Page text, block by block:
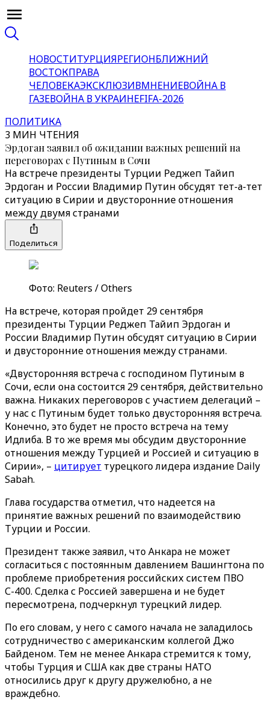
НОВОСТИТУРЦИЯРЕГИОНБЛИЖНИЙ
ВОСТОКПРАВА
ЧЕЛОВЕКАЭКСКЛЮЗИВМНЕНИЕВОЙНА В
ГАЗЕВОЙНА В УКРАИНЕFIFA-2026
ПОЛИТИКА
3 МИН ЧТЕНИЯ
Эрдоган заявил об ожидании важных решений на
переговорах с Путиным в Сочи
На встрече президенты Турции Реджеп Тайип
Эрдоган и России Владимир Путин обсудят тет-а-тет
ситуацию в Сирии и двусторонние отношения
между двумя странами
Поделиться
Фото: Reuters / Others
На встрече, которая пройдет 29 сентября
президенты Турции Реджеп Тайип Эрдоган и
России Владимир Путин обсудят ситуацию в Сирии
и двусторонние отношения между странами.
«Двусторонняя встреча с господином Путиным в
Сочи, если она состоится 29 сентября, действительно
важна. Никаких переговоров с участием делегаций –
у нас с Путиным будет только двусторонняя встреча.
Конечно, это будет не просто встреча на тему
Идлиба. В то же время мы обсудим двусторонние
отношения между Турцией и Россией и ситуацию в
Сирии», – цитирует турецкого лидера издание Daily
Sabah.
Глава государства отметил, что надеется на
принятие важных решений по взаимодействию
Турции и России.
Президент также заявил, что Анкара не может
согласиться с постоянным давлением Вашингтона по
проблеме приобретения российских систем ПВО
С-400. Сделка с Россией завершена и не будет
пересмотрена, подчеркнул турецкий лидер.
По его словам, у него с самого начала не заладилось
сотрудничество с американским коллегой Джо
Байденом. Тем не менее Анкара стремится к тому,
чтобы Турция и США как две страны НАТО
относились друг к другу дружелюбно, а не
враждебно.